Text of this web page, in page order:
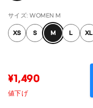
サイズ: WOMEN M
XS S M L XL
¥1,490
値下げ